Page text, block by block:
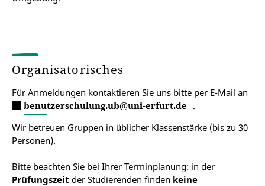
Organisatorisches
Für Anmeldungen kontaktieren Sie uns bitte per E-Mail an
benutzerschulung.ub@uni-erfurt.de .
Wir betreuen Gruppen in üblicher Klassenstärke (bis zu 30
Personen).
Bitte beachten Sie bei Ihrer Terminplanung: in der
Prüfungszeit der Studierenden finden keine